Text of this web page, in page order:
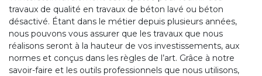
travaux de qualité en travaux de béton lavé ou béton
désactivé. Étant dans le métier depuis plusieurs années,
nous pouvons vous assurer que les travaux que nous
réalisons seront à la hauteur de vos investissements, aux
normes et conçus dans les règles de l’art. Grâce à notre
savoir-faire et les outils professionnels que nous utilisons,